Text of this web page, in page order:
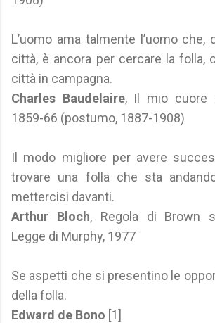
L’uomo ama talmente l’uomo che,
città, è ancora per cercare la folla,
città in campagna.
Charles Baudelaire, Il mio cuore
1859-66 (postumo, 1887-1908)
Il modo migliore per avere
trovare una folla che sta
mettercisi davanti.
Arthur Bloch, Regola di Brown
Legge di Murphy, 1977
Se aspetti che si presentino le
della folla.
Edward de Bono [1]